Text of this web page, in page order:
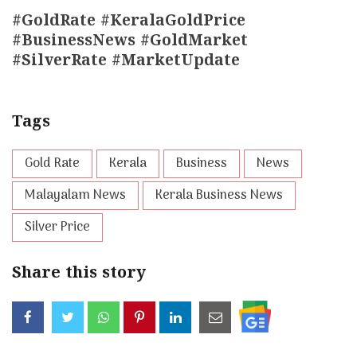
#GoldRate #KeralaGoldPrice
#BusinessNews #GoldMarket
#SilverRate #MarketUpdate
Tags
Gold Rate Kerala Business
News
Malayalam News
Kerala Business News
Silver Price
Share this story